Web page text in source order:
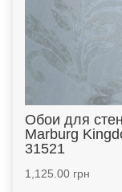
Обои для стен
Marburg
31521
1,125.00грн